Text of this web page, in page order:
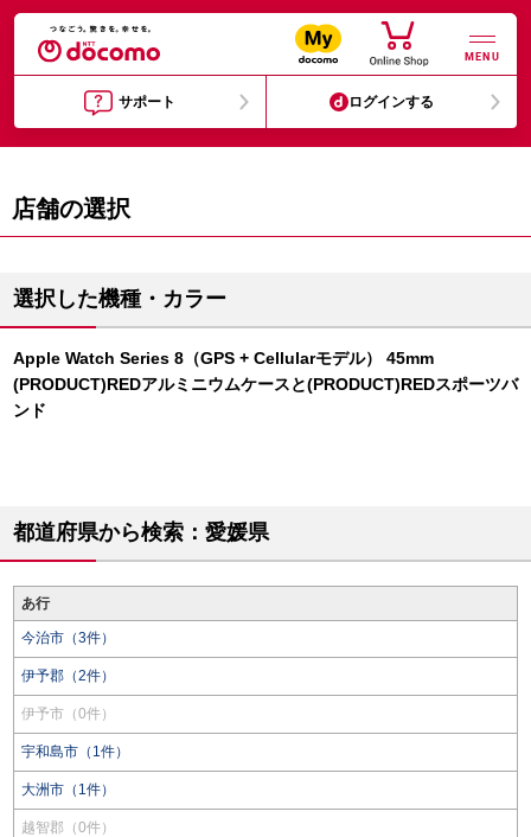
MENU
サポート ログインする
店舗の選択
選択した機種・カラー
Apple Watch Series 8（GPS + Cellularモデル） 45mm
(PRODUCT)REDアルミニウムケースと(PRODUCT)REDスポーツバ
ンド
都道府県から検索：愛媛県
あ行
今治市（3件）
伊予郡（2件）
伊予市（0件）
宇和島市（1件）
大洲市（1件）
越智郡（0件）